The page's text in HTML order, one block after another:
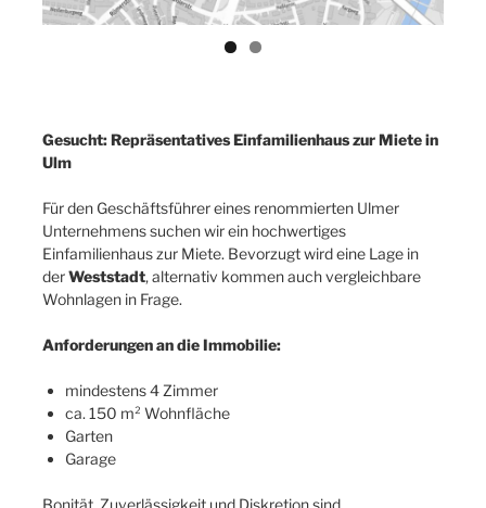
Gesucht: Repräsentatives Einfamilienhaus zur Miete in
Ulm
Für den Geschäftsführer eines renommierten Ulmer
Unternehmens suchen wir ein hochwertiges
Einfamilienhaus zur Miete. Bevorzugt wird eine Lage in
derWeststadt, alternativ kommen auch vergleichbare
Wohnlagen in Frage.
Anforderungen an die Immobilie:
mindestens 4 Zimmer
ca. 150 m² Wohnfläche
Garten
Garage
Bonität, Zuverlässigkeit und Diskretion sind